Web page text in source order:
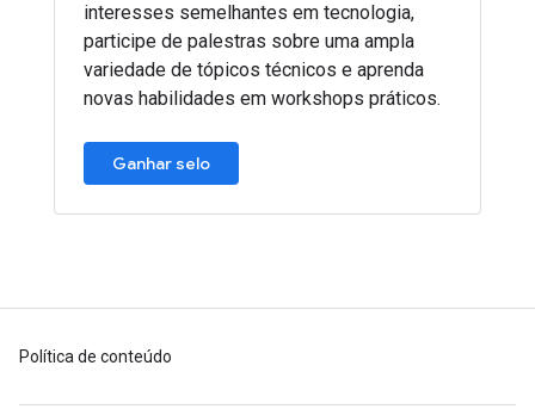
interesses semelhantes em tecnologia,
participe de palestras sobre uma ampla
variedade de tópicos técnicos e aprenda
novas habilidades em workshops práticos.
Ganhar selo
Política de conteúdo